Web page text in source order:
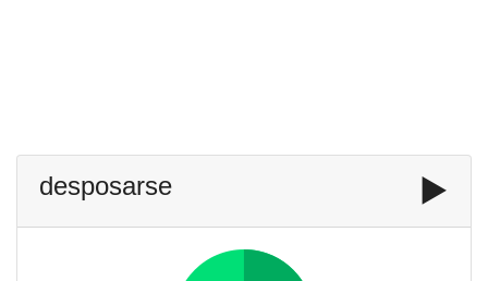
desposarse ▶️